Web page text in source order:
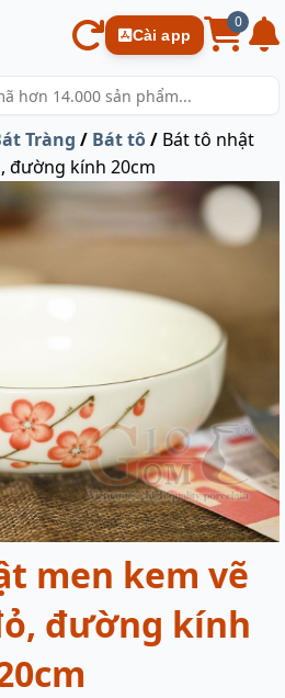
Cài app
0
Tràng / Bát tô/ Bát tô nhật
đường kính 20cm
men kem vẽ
đường kính